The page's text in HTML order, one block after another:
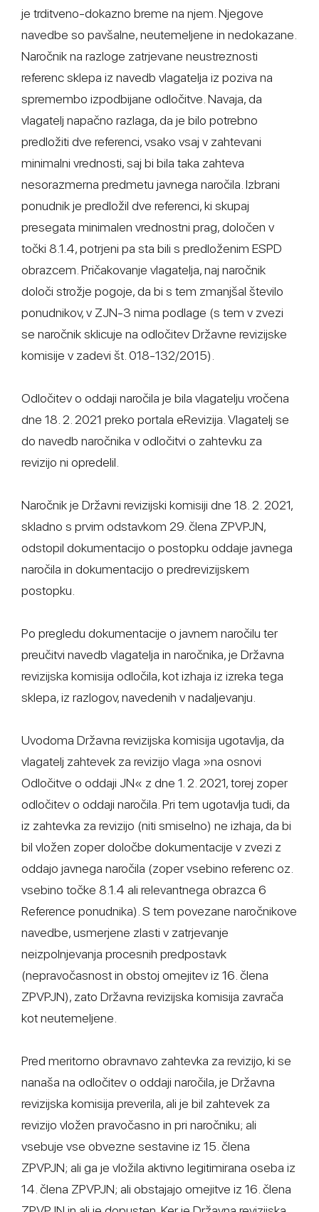
je trditveno-dokazno breme na njem. Njegove
navedbe so pavšalne, neutemeljene in nedokazane.
Naročnik na razloge zatrjevane neustreznosti
referenc sklepa iz navedb vlagatelja iz poziva na
spremembo izpodbijane odločitve. Navaja, da
vlagatelj napačno razlaga, da je bilo potrebno
predložiti dve referenci, vsako vsaj v zahtevani
minimalni vrednosti, saj bi bila taka zahteva
nesorazmerna predmetu javnega naročila. Izbrani
ponudnik je predložil dve referenci, ki skupaj
presegata minimalen vrednostni prag, določen v
točki 8.1.4, potrjeni pa sta bili s predloženim ESPD
obrazcem. Pričakovanje vlagatelja, naj naročnik
določi strožje pogoje, da bi s tem zmanjšal število
ponudnikov, v ZJN-3 nima podlage (s tem v zvezi
se naročnik sklicuje na odločitev Državne revizijske
komisije v zadevi št. 018-132/2015).
Odločitev o oddaji naročila je bila vlagatelju vročena
dne 18. 2. 2021 preko portala eRevizija. Vlagatelj se
do navedb naročnika v odločitvi o zahtevku za
revizijo ni opredelil.
Naročnik je Državni revizijski komisiji dne 18. 2. 2021,
skladno s prvim odstavkom 29. člena ZPVPJN,
odstopil dokumentacijo o postopku oddaje javnega
naročila in dokumentacijo o predrevizijskem
postopku.
Po pregledu dokumentacije o javnem naročilu ter
preučitvi navedb vlagatelja in naročnika, je Državna
revizijska komisija odločila, kot izhaja iz izreka tega
sklepa, iz razlogov, navedenih v nadaljevanju.
Uvodoma Državna revizijska komisija ugotavlja, da
vlagatelj zahtevek za revizijo vlaga »na osnovi
Odločitve o oddaji JN« z dne 1. 2. 2021, torej zoper
odločitev o oddaji naročila. Pri tem ugotavlja tudi, da
iz zahtevka za revizijo (niti smiselno) ne izhaja, da bi
bil vložen zoper določbe dokumentacije v zvezi z
oddajo javnega naročila (zoper vsebino referenc oz.
vsebino točke 8.1.4 ali relevantnega obrazca 6
Reference ponudnika). S tem povezane naročnikove
navedbe, usmerjene zlasti v zatrjevanje
neizpolnjevanja procesnih predpostavk
(nepravočasnost in obstoj omejitev iz 16. člena
ZPVPJN), zato Državna revizijska komisija zavrača
kot neutemeljene.
Pred meritorno obravnavo zahtevka za revizijo, ki se
nanaša na odločitev o oddaji naročila, je Državna
revizijska komisija preverila, ali je bil zahtevek za
revizijo vložen pravočasno in pri naročniku; ali
vsebuje vse obvezne sestavine iz 15. člena
ZPVPJN; ali ga je vložila aktivno legitimirana oseba iz
14. člena ZPVPJN; ali obstajajo omejitve iz 16. člena